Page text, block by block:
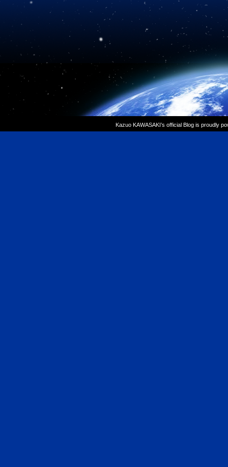
Kazuo KAWASAKI’s official Blog is proudly